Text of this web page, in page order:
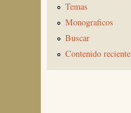
Temas
Monograficos
Buscar
Contenido reciente